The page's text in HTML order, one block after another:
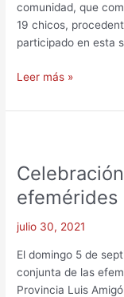
comunidad, que
19 chicos,
participado en esta
Leer más »
efemérides
julio 30, 2021
El domingo 5 de
conjunta de las
Provincia Luis
de
las
efemérides
amigonianas